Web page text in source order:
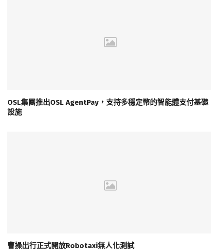
OSL集團推出OSL AgentPay，支持多穩定幣的智能體支付基礎
設施
曹操出行正式開放Robotaxi無人化測試